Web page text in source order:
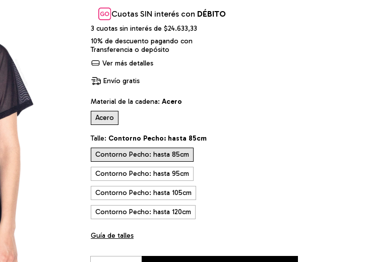
Cuotas SIN interés con DÉBITO
3 cuotas sin interés de $24.633,33
10% de descuento pagando con
Transferencia o depósito
Ver más detalles
Envío gratis
Material de la cadena: Acero
Acero
Talle: Contorno Pecho: hasta 85cm
Contorno Pecho: hasta 85cm
Contorno Pecho: hasta 95cm
Contorno Pecho: hasta 105cm
Contorno Pecho: hasta 120cm
Guía de talles